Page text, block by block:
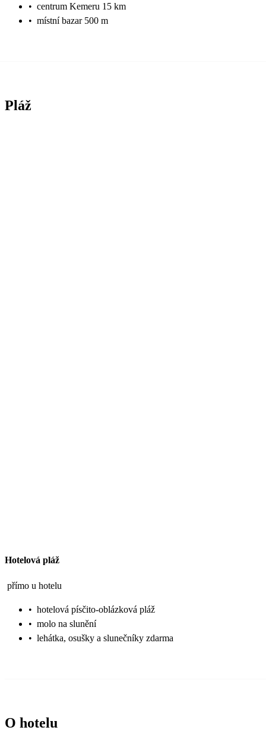
• centrum Kemeru 15 km
• místní bazar 500 m
Pláž
Hotelová pláž
přímo u hotelu
• hotelová písčito-oblázková pláž
• molo na slunění
• lehátka, osušky a slunečníky zdarma
O hotelu